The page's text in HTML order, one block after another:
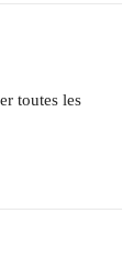
toutes les